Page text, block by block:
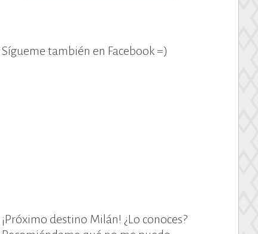
Sígueme también en Facebook =)
¡Próximo destino Milán! ¿Lo conoces?